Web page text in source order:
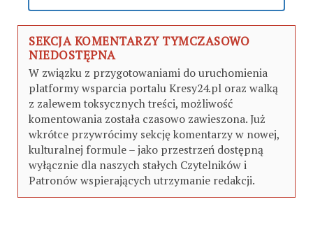
SEKCJA KOMENTARZY TYMCZASOWO
NIEDOSTĘPNA
W związku z przygotowaniami do uruchomienia
platformy wsparcia portalu Kresy24.pl oraz walką
z zalewem toksycznych treści, możliwość
komentowania została czasowo zawieszona. Już
wkrótce przywrócimy sekcję komentarzy w nowej,
kulturalnej formule – jako przestrzeń dostępną
wyłącznie dla naszych stałych Czytelników i
Patronów wspierających utrzymanie redakcji.